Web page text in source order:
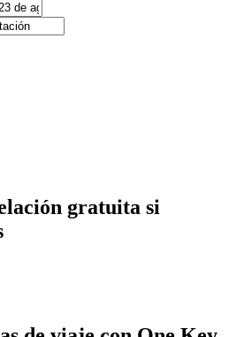
gratuita si